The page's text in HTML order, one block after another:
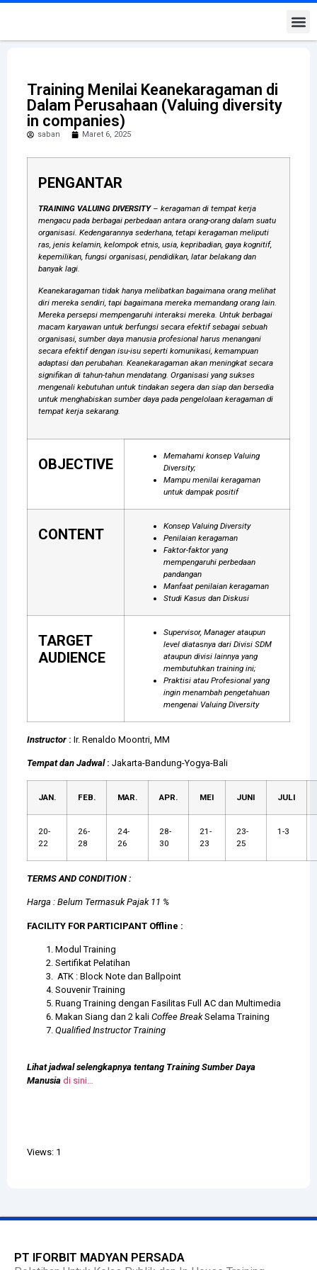
Training Menilai Keanekaragaman di
Dalam Perusahaan (Valuing diversity
in companies)
saban Maret 6, 2025
PENGANTAR
TRAINING VALUING DIVERSITY– keragaman di tempat kerja
mengacu pada berbagai perbedaan antara orang-orang dalam suatu
organisasi. Kedengarannya sederhana, tetapi keragaman meliputi
ras, jenis kelamin, kelompok etnis, usia, kepribadian, gaya kognitif,
kepemilikan, fungsi organisasi, pendidikan, latar belakang dan
banyak lagi.
Keanekaragaman tidak hanya melibatkan bagaimana orang melihat
diri mereka sendiri, tapi bagaimana mereka memandang orang lain.
Mereka persepsi mempengaruhi interaksi mereka. Untuk berbagai
macam karyawan untuk berfungsi secara efektif sebagai sebuah
organisasi, sumber daya manusia profesional harus menangani
secara efektif dengan isu-isu seperti komunikasi, kemampuan
adaptasi dan perubahan. Keanekaragaman akan meningkat secara
signifikan di tahun-tahun mendatang. Organisasi yang sukses
mengenali kebutuhan untuk tindakan segera dan siap dan bersedia
untuk menghabiskan sumber daya pada pengelolaan keragaman di
tempat kerja sekarang.
OBJECTIVE
Memahami konsep Valuing
Diversity;
Mampu menilai keragaman
untuk dampak positif
CONTENT
Konsep Valuing Diversity
Penilaian keragaman
Faktor-faktor yang
mempengaruhi perbedaan
pandangan
Manfaat penilaian keragaman
Studi Kasus dan Diskusi
TARGET
AUDIENCE
Supervisor, Manager ataupun
level diatasnya dari Divisi SDM
ataupun divisi lainnya yang
membutuhkan training ini;
Praktisi atau Profesional yang
ingin menambah pengetahuan
mengenai Valuing Diversity
Instructor : Ir. Renaldo Moontri, MM
Tempat dan Jadwal: Jakarta-Bandung-Yogya-Bali
JAN. FEB. MAR. APR. MEI JUNI JULI
20-
22
26-
28
24-
26
28-
30
21-
23
23-
25
1-3
TERMS AND CONDITION :
Harga : Belum Termasuk Pajak 11 %
FACILITY FOR PARTICIPANT Offline :
Modul Training
Sertifikat Pelatihan
ATK : Block Note dan Ballpoint
Souvenir Training
Ruang Training dengan Fasilitas Full AC dan Multimedia
Makan Siang dan 2 kali Coffee BreakSelama Training
Qualified Instructor Training
Lihat jadwal selengkapnya tentang Training Sumber Daya
Manusia di sini…
Views: 1
PT IFORBIT MADYAN PERSADA